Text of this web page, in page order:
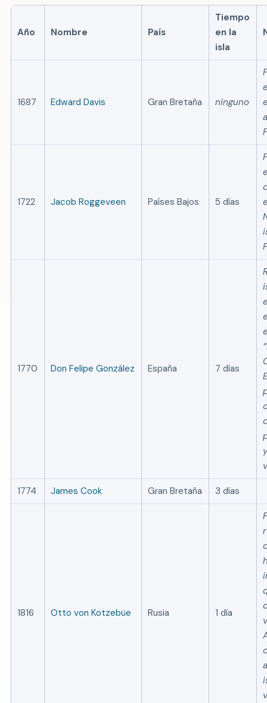
Año Nombre País
Tiempo
en la
isla
1687 Edward Davis Gran Bretaña ninguno
1722 Jacob Roggeveen Países Bajos 5 días
1770 Don Felipe González España 7 días
1774 James Cook Gran Bretaña 3 días
1816 Otto von Kotzebüe Rusia 1 día